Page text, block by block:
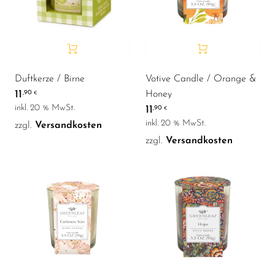
Duftkerze / Birne
11,90 €
inkl. 20 % MwSt.
zzgl. Versandkosten
Votive Candle / Orange &
Honey
11,90€
inkl. 20 % MwSt.
zzgl. Versandkosten